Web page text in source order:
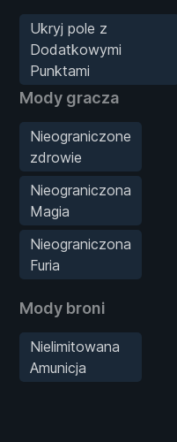
Ukryj pole z
Dodatkowymi
Punktami
Mody gracza
Nieograniczone
zdrowie
Nieograniczona
Magia
Nieograniczona
Furia
Mody broni
Nielimitowana
Amunicja